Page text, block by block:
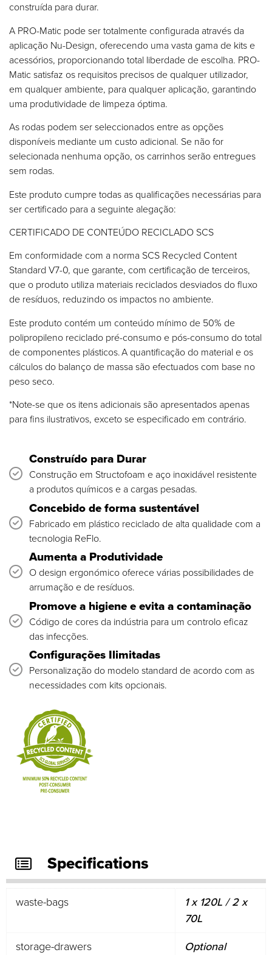
construída para durar.
A PRO-Matic pode ser totalmente configurada através da
aplicação Nu-Design, oferecendo uma vasta gama de kits e
acessórios, proporcionando total liberdade de escolha. PRO-
Matic satisfaz os requisitos precisos de qualquer utilizador,
em qualquer ambiente, para qualquer aplicação, garantindo
uma produtividade de limpeza óptima.
As rodas podem ser seleccionados entre as opções
disponíveis mediante um custo adicional. Se não for
selecionada nenhuma opção, os carrinhos serão entregues
sem rodas.
Este produto cumpre todas as qualificações necessárias para
ser certificado para a seguinte alegação:
CERTIFICADO DE CONTEÚDO RECICLADO SCS
Em conformidade com a norma SCS Recycled Content
Standard V7-0, que garante, com certificação de terceiros,
que o produto utiliza materiais reciclados desviados do fluxo
de resíduos, reduzindo os impactos no ambiente.
Este produto contém um conteúdo mínimo de 50% de
polipropileno reciclado pré-consumo e pós-consumo do total
de componentes plásticos. A quantificação do material e os
cálculos do balanço de massa são efectuados com base no
peso seco.
*Note-se que os itens adicionais são apresentados apenas
para fins ilustrativos, exceto se especificado em contrário.
Construído para Durar
Construção em Structofoam e aço inoxidável resistente
a produtos químicos e a cargas pesadas.
Concebido de forma sustentável
Fabricado em plástico reciclado de alta qualidade com a
tecnologia ReFlo.
Aumenta a Produtividade
O design ergonómico oferece várias possibilidades de
arrumação e de resíduos.
Promove a higiene e evita a contaminação
Código de cores da indústria para um controlo eficaz
das infecções.
Configurações Ilimitadas
Personalização do modelo standard de acordo com as
necessidades com kits opcionais.
Specifications
waste-bags
1 x 120L / 2 x
70L
storage-drawers Optional